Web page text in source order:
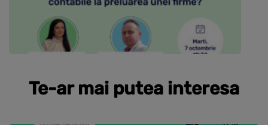
Te-ar mai putea interesa